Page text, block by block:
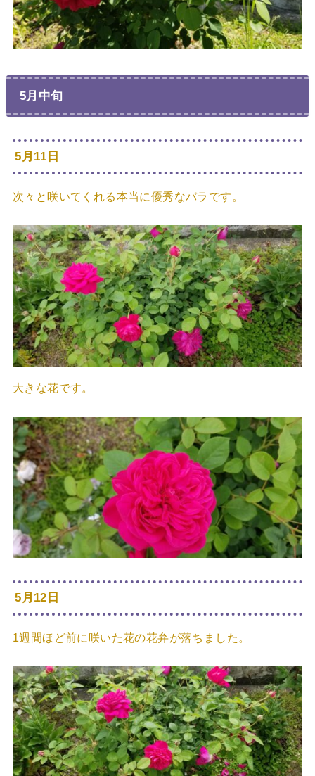
5月中旬
5月11日
次々と咲いてくれる本当に優秀なバラです。
大きな花です。
5月12日
1週間ほど前に咲いた花の花弁が落ちました。